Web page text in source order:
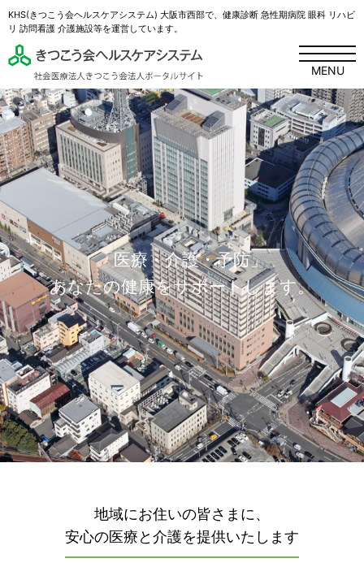
KHS(きつこう会ヘルスケアシステム) 大阪市西部で、健康診断 急性期病院 眼科 リハビ
リ 訪問看護 介護施設等を運営しています。
MENU
「医療・介護・予防」
あなたの健康をサポートします。
地域にお住いの皆さまに、
安心の医療と介護を提供いたします